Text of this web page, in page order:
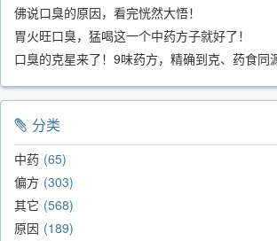
佛说口臭的原因，看完恍然大悟！
胃火旺口臭，猛喝这一个中药方子就好了！
分类
中药 65
偏方 303
其它 568
原因 189